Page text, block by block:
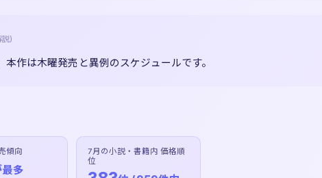
説)
作は木曜発売と異例のスケジュールです。
傾向
最多
7月の小説・書籍内 価格順
位